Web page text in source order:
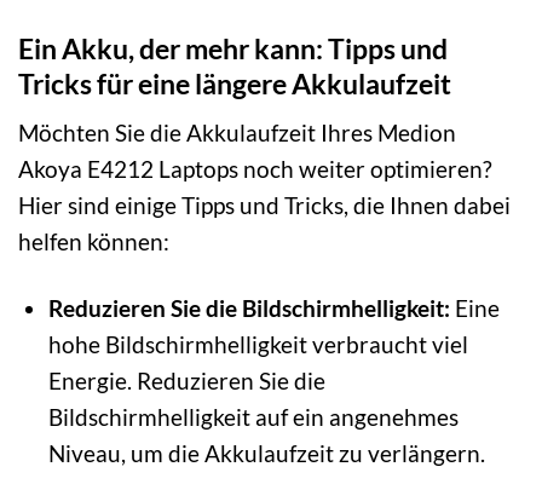
Ein Akku, der mehr kann: Tipps und
Tricks für eine längere Akkulaufzeit
Möchten Sie die Akkulaufzeit Ihres Medion
Akoya E4212 Laptops noch weiter optimieren?
Hier sind einige Tipps und Tricks, die Ihnen dabei
helfen können:
Reduzieren Sie die Bildschirmhelligkeit: Eine
hohe Bildschirmhelligkeit verbraucht viel
Energie. Reduzieren Sie die
Bildschirmhelligkeit auf ein angenehmes
Niveau, um die Akkulaufzeit zu verlängern.